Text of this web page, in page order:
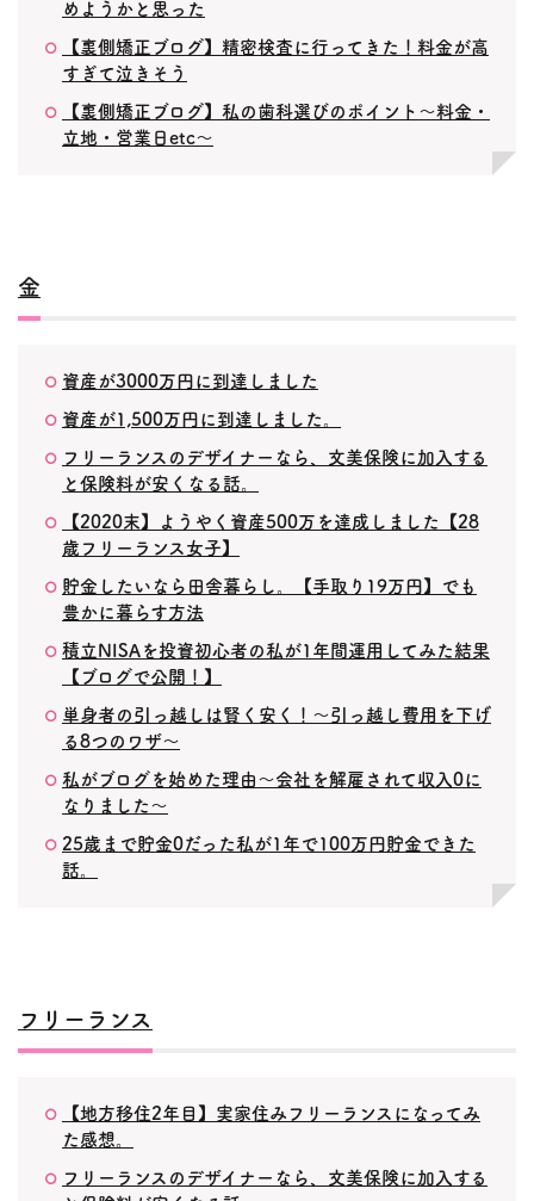
めようかと思った
【裏側矯正ブログ】精密検査に行ってきた！料金が高
すぎて泣きそう
【裏側矯正ブログ】私の歯科選びのポイント〜料金・
立地・営業日etc〜
金
資産が3000万円に到達しました
資産が1,500万円に到達しました。
フリーランスのデザイナーなら、文美保険に加入する
と保険料が安くなる話。
【2020末】ようやく資産500万を達成しました【28
歳フリーランス女子】
貯金したいなら田舎暮らし。【手取り19万円】でも
豊かに暮らす方法
積立NISAを投資初心者の私が1年間運用してみた結果
【ブログで公開！】
単身者の引っ越しは賢く安く！〜引っ越し費用を下げ
る8つのワザ〜
私がブログを始めた理由〜会社を解雇されて収入0に
なりました〜
25歳まで貯金0だった私が1年で100万円貯金できた
話。
フリーランス
【地方移住2年目】実家住みフリーランスになってみ
た感想。
フリーランスのデザイナーなら、文美保険に加入する